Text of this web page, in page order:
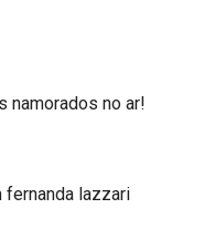
namorados no ar!
lazzari